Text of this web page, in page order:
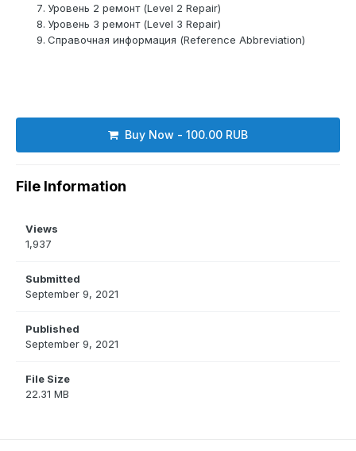
Уровень 2 ремонт (Level 2 Repair)
Уровень 3 ремонт (Level 3 Repair)
Справочная информация (Reference Abbreviation)
Buy Now - 100.00 RUB
File Information
Views
1,937
Submitted
September 9, 2021
Published
September 9, 2021
File Size
22.31 MB